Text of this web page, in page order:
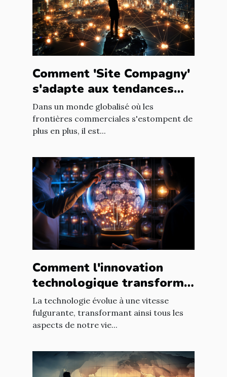
Comment 'Site Compagny'
s'adapte aux tendances
internationales du marché
en ligne
Dans un monde globalisé où les
frontières commerciales s'estompent de
plus en plus, il est...
Comment l'innovation
technologique transforme
les entreprises à l'échelle
mondiale
La technologie évolue à une vitesse
fulgurante, transformant ainsi tous les
aspects de notre vie...